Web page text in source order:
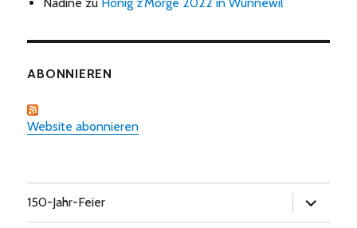
ABONNIEREN
Website abonnieren
150-Jahr-Feier
öffnen